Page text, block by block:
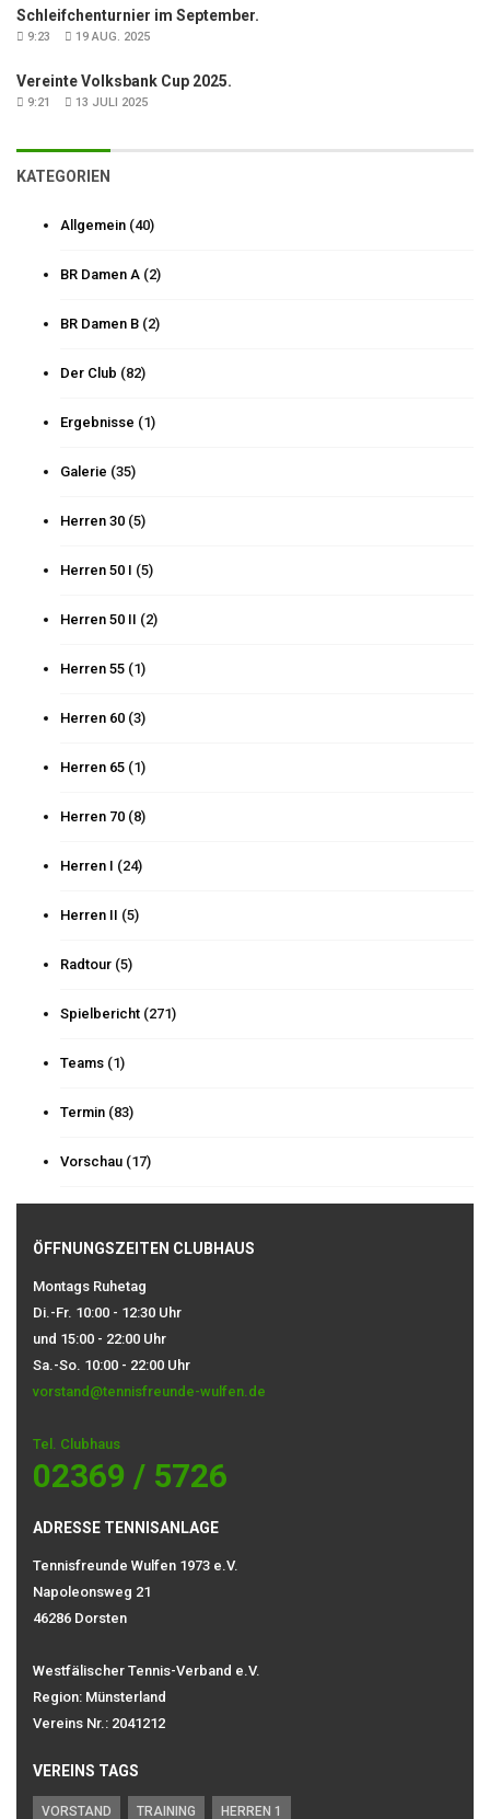
Schleifchenturnier im September.
9:23 19 AUG. 2025
Vereinte Volksbank Cup 2025.
9:21 13 JULI 2025
KATEGORIEN
Allgemein (40)
BR Damen A (2)
BR Damen B (2)
Der Club (82)
Ergebnisse (1)
Galerie (35)
Herren 30 (5)
Herren 50 I (5)
Herren 50 II (2)
Herren 55 (1)
Herren 60 (3)
Herren 65 (1)
Herren 70 (8)
Herren I (24)
Herren II (5)
Radtour (5)
Spielbericht (271)
Teams (1)
Termin (83)
Vorschau (17)
ÖFFNUNGSZEITEN CLUBHAUS
Montags Ruhetag
Di.-Fr. 10:00 - 12:30 Uhr
und 15:00 - 22:00 Uhr
Sa.-So. 10:00 - 22:00 Uhr
vorstand@tennisfreunde-wulfen.de
Tel. Clubhaus
02369 / 5726
ADRESSE TENNISANLAGE
Tennisfreunde Wulfen 1973 e.V.
Napoleonsweg 21
46286 Dorsten
Westfälischer Tennis-Verband e.V.
Region: Münsterland
Vereins Nr.: 2041212
VEREINS TAGS
VORSTAND TRAINING HERREN 1